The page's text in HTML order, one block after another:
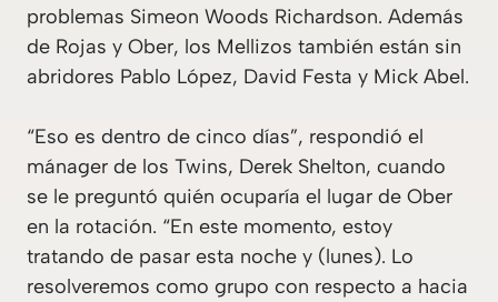
problemas Simeon Woods Richardson. Además
de Rojas y Ober, los Mellizos también están sin
abridores Pablo López, David Festa y Mick Abel.
“Eso es dentro de cinco días”, respondió el
mánager de los Twins, Derek Shelton, cuando
se le preguntó quién ocuparía el lugar de Ober
en la rotación. “En este momento, estoy
tratando de pasar esta noche y (lunes). Lo
resolveremos como grupo con respecto a hacia